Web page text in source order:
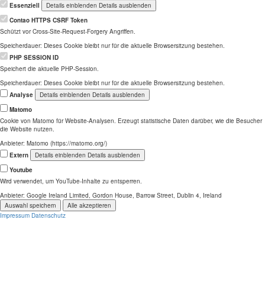
Essenziell
Details einblenden Details ausblenden
Contao HTTPS CSRF Token
Schützt vor Cross-Site-Request-Forgery Angriffen.
Speicherdauer: Dieses Cookie bleibt nur für die aktuelle Browsersitzung bestehen.
PHP SESSION ID
Speichert die aktuelle PHP-Session.
Speicherdauer: Dieses Cookie bleibt nur für die aktuelle Browsersitzung bestehen.
Analyse
Details einblenden Details ausblenden
Matomo
Cookie von Matomo für Website-Analysen. Erzeugt statistische Daten darüber, wie die Besucher
die Website nutzen.
Anbieter: Matomo (https://matomo.org/)
Extern
Details einblenden Details ausblenden
Youtube
Wird verwendet, um YouTube-Inhalte zu entsperren.
Anbieter: Google Ireland Limited, Gordon House, Barrow Street, Dublin 4, Ireland
Auswahl speichern
Alle akzeptieren
Impressum Datenschutz